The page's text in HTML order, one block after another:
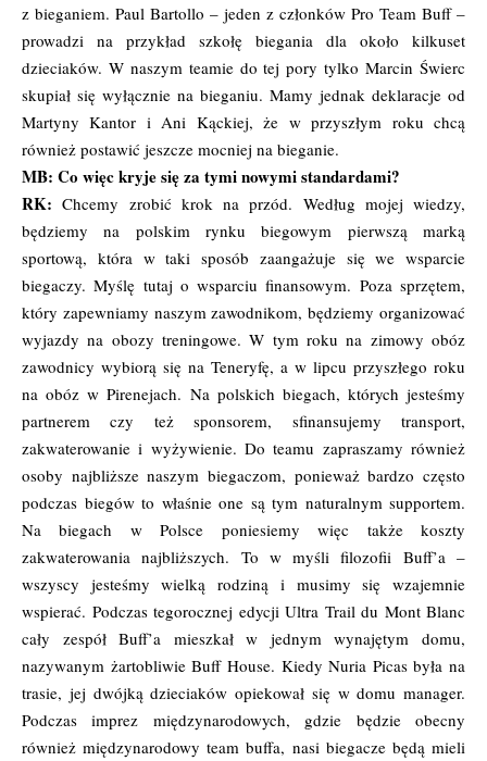
z bieganiem. Paul Bartollo – jeden z członków Pro Team Buff –
prowadzi na przykład szkołę biegania dla około kilkuset
dzieciaków. W naszym teamie do tej pory tylko Marcin Świerc
skupiał się wyłącznie na bieganiu. Mamy jednak deklaracje od
Martyny Kantor i Ani Kąckiej, że w przyszłym roku chcą
również postawić jeszcze mocniej na bieganie.
MB: Co więc kryje się za tymi nowymi standardami?
RK: Chcemy zrobić krok na przód. Według mojej wiedzy,
będziemy na polskim rynku biegowym pierwszą marką
sportową, która w taki sposób zaangażuje się we wsparcie
biegaczy. Myślę tutaj o wsparciu finansowym. Poza sprzętem,
który zapewniamy naszym zawodnikom, będziemy organizować
wyjazdy na obozy treningowe. W tym roku na zimowy obóz
zawodnicy wybiorą się na Teneryfę, a w lipcu przyszłego roku
na obóz w Pirenejach. Na polskich biegach, których jesteśmy
partnerem czy też sponsorem, sfinansujemy transport,
zakwaterowanie i wyżywienie. Do teamu zapraszamy również
osoby najbliższe naszym biegaczom, ponieważ bardzo często
podczas biegów to właśnie one są tym naturalnym supportem.
Na biegach w Polsce poniesiemy więc także koszty
zakwaterowania najbliższych. To w myśli filozofii Buff’a –
wszyscy jesteśmy wielką rodziną i musimy się wzajemnie
wspierać. Podczas tegorocznej edycji Ultra Trail du Mont Blanc
cały zespół Buff’a mieszkał w jednym wynajętym domu,
nazywanym żartobliwie Buff House. Kiedy Nuria Picas była na
trasie, jej dwójką dzieciaków opiekował się w domu manager.
Podczas imprez międzynarodowych, gdzie będzie obecny
również międzynarodowy team buffa, nasi biegacze będą mieli